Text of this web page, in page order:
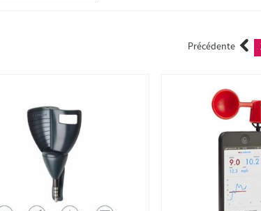
Précédente